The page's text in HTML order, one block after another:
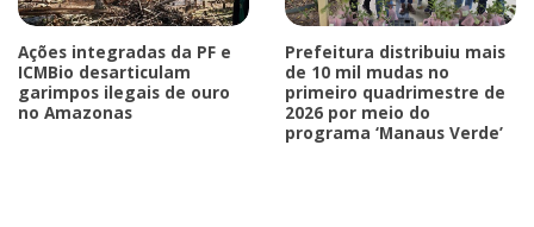
Ações integradas da PF e
ICMBio desarticulam
garimpos ilegais de ouro
no Amazonas
Prefeitura distribuiu mais
de 10 mil mudas no
primeiro quadrimestre de
2026 por meio do
programa ‘Manaus Verde’